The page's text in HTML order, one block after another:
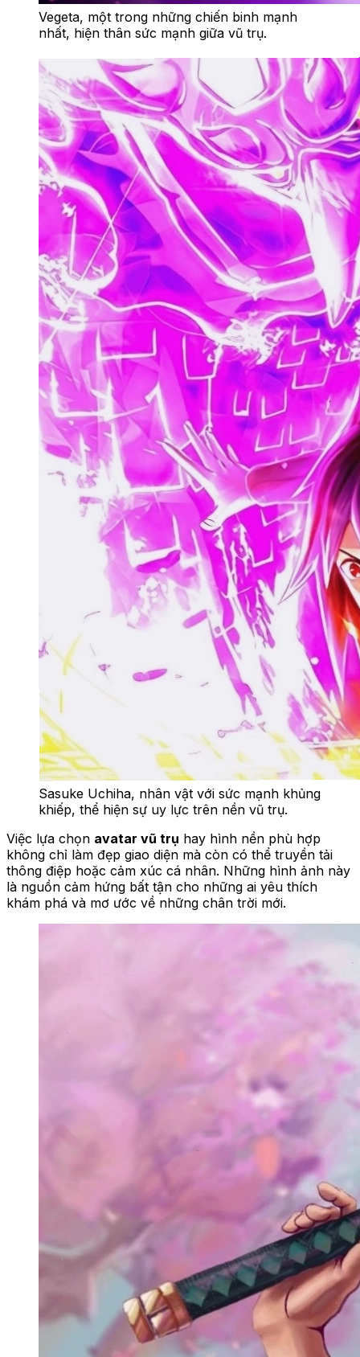
Vegeta, một trong những chiến binh mạnh
nhất, hiện thân sức mạnh giữa vũ trụ.
Sasuke Uchiha, nhân vật với sức mạnh khủng
khiếp, thể hiện sự uy lực trên nền vũ trụ.
Việc lựa chọn avatar vũ trụ hay hình nền phù hợp
không chỉ làm đẹp giao diện mà còn có thể truyền tải
thông điệp hoặc cảm xúc cá nhân. Những hình ảnh này
là nguồn cảm hứng bất tận cho những ai yêu thích
khám phá và mơ ước về những chân trời mới.